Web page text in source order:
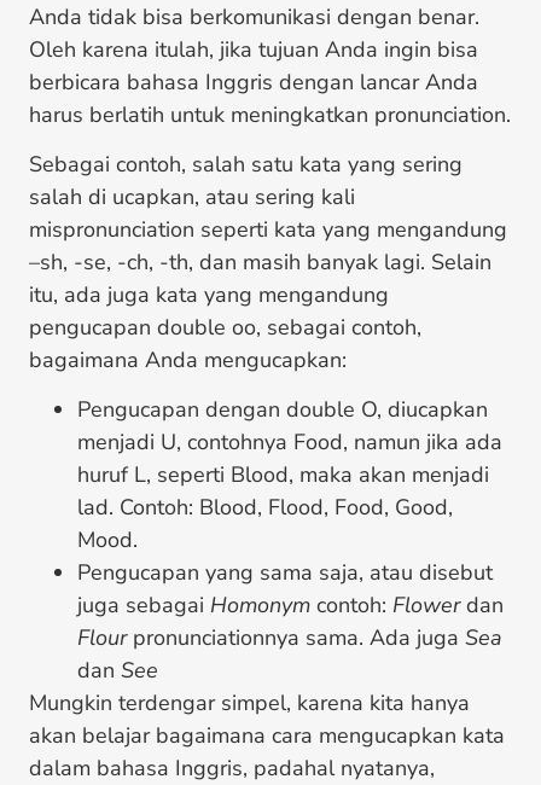
Anda tidak bisa berkomunikasi dengan benar.
Oleh karena itulah, jika tujuan Anda ingin bisa
berbicara bahasa Inggris dengan lancar Anda
harus berlatih untuk meningkatkan pronunciation.
Sebagai contoh, salah satu kata yang sering
salah di ucapkan, atau sering kali
mispronunciation seperti kata yang mengandung
–sh, -se, -ch, -th, dan masih banyak lagi. Selain
itu, ada juga kata yang mengandung
pengucapan double oo, sebagai contoh,
bagaimana Anda mengucapkan:
Pengucapan dengan double O, diucapkan
menjadi U, contohnya Food, namun jika ada
huruf L, seperti Blood, maka akan menjadi
lad. Contoh: Blood, Flood, Food, Good,
Mood.
Pengucapan yang sama saja, atau disebut
juga sebagai Homonym contoh: Flowerdan
Flourpronunciationnya sama. Ada juga Sea
dan See
Mungkin terdengar simpel, karena kita hanya
akan belajar bagaimana cara mengucapkan kata
dalam bahasa Inggris, padahal nyatanya,